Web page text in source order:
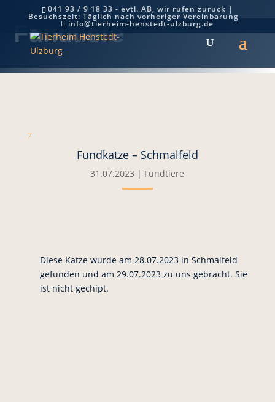
041 93 / 9 18 33 - evtl. AB, wir rufen zurück |
Besuchszeit: Täglich nach vorheriger Vereinbarung
info@tierheim-henstedt-ulzburg.de
Fundtiere
7
Fundkatze – Schmalfeld
31.07.2023 | Fundtiere
Diese Katze wurde am 28.07.2023 in Schmalfeld
gefunden und am 29.07.2023 zu uns gebracht. Sie
ist nicht gechipt.